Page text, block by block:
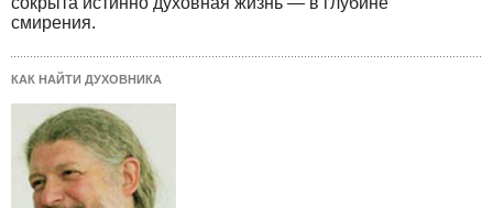
смирения.
КАК НАЙТИ ДУХОВНИКА